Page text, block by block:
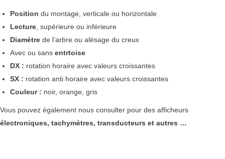
Position du montage, verticale ou horizontale
Lecture , supérieure ou inférieure
Diamètre de l’arbre ou alésage du creux
Avec ou sans entrtoise
DX : rotation horaire avec valeurs croissantes
SX : rotation anti horaire avec valeurs croissantes
Couleur : noir, orange, gris
Vous pouvez également nous consulter pour des afficheurs
électroniques, tachymètres, transducteurs et autres …